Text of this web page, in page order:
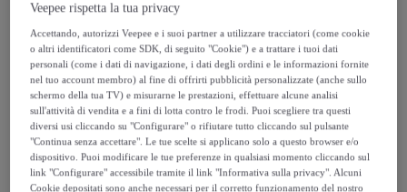
48, €
96,90 €
-50%
Guida alle taglie
Venduto daMiroglio Fashion
Veepee rispetta la tua privacy
Accettando, autorizzi Veepee e i suoi partner a utilizzare tracciatori (come cookie
o altri identificatori come SDK, di seguito "Cookie") e a trattare i tuoi dati
personali (come i dati di navigazione, i dati degli ordini e le informazioni fornite
nel tuo account membro) al fine di offrirti pubblicità personalizzate (anche sullo
schermo della tua TV) e misurarne le prestazioni, effettuare alcune analisi
sull'attività di vendita e a fini di lotta contro le frodi. Puoi scegliere tra questi
diversi usi cliccando su "Configurare" o rifiutare tutto cliccando sul pulsante
"Continua senza accettare". Le tue scelte si applicano solo a questo browser e/o
dispositivo. Puoi modificare le tue preferenze in qualsiasi momento cliccando sul
link "Configurare" accessibile tramite il link "Informativa sulla privacy". Alcuni
Cookie depositati sono anche necessari per il corretto funzionamento del nostro